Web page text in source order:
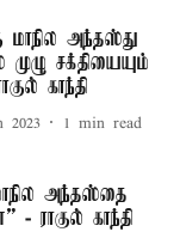
மாநில அந்தஸ்து
முழு சக்தியையும்
காந்தி
2023 1 min read
அந்தஸ்தை
- ராகுல் காந்தி